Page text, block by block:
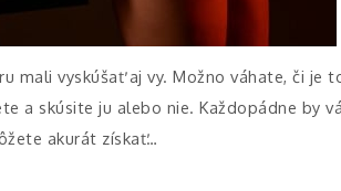
mali vyskúšať aj vy. Možno váhate, či je
a skúsite ju alebo nie. Každopádne by
akurát získať…